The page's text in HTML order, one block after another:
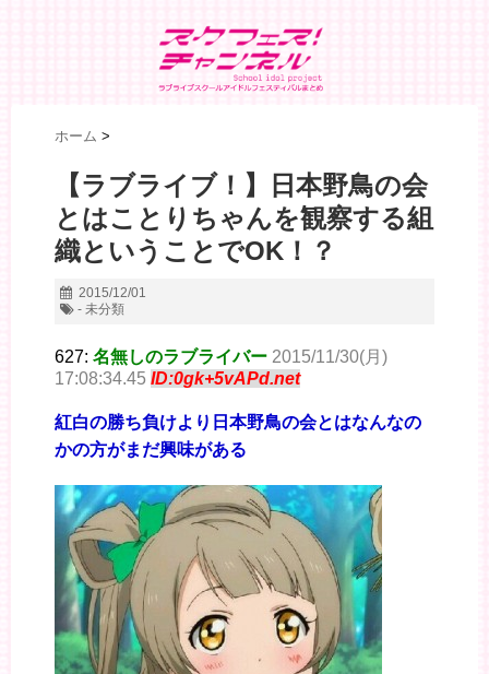
ホーム >
【ラブライブ！】日本野鳥の会
とはことりちゃんを観察する組
織ということでOK！？
2015/12/01
- 未分類
627: 名無しのラブライバー 2015/11/30(月)
17:08:34.45 ID:0gk+5vAPd.net
紅白の勝ち負けより日本野鳥の会とはなんなの
かの方がまだ興味がある